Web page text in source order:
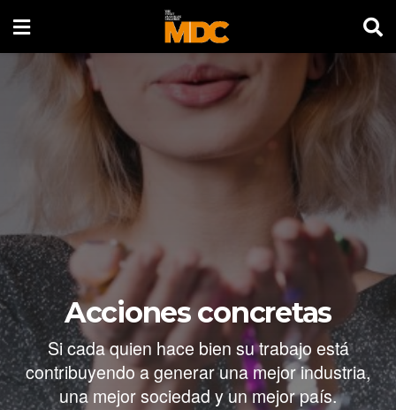
Acciones concretas
Si cada quien hace bien su trabajo está
contribuyendo a generar una mejor industria,
una mejor sociedad y un mejor país.